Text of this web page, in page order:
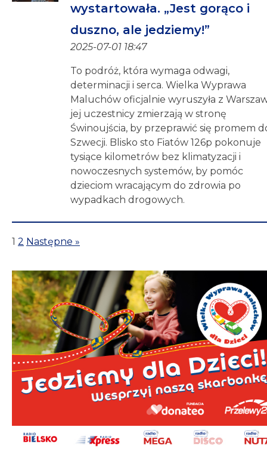
wystartowała. „Jest gorąco i
duszno, ale jedziemy!”
2025-07-01 18:47
To podróż, która wymaga odwagi,
determinacji i serca. Wielka Wyprawa
Maluchów oficjalnie wyruszyła z
jej uczestnicy zmierzają w stronę
Świnoujścia, by przeprawić się promem
Szwecji. Blisko sto Fiatów 126p pokonuje
tysiące kilometrów bez klimatyzacji i
nowoczesnych systemów, by pomóc
dzieciom wracającym do zdrowia po
wypadkach drogowych.
1 2 Następne »